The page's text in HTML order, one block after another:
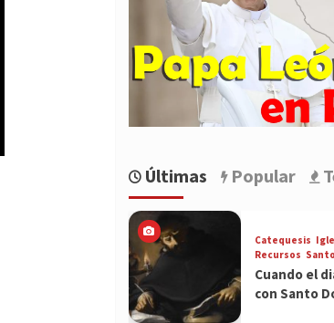
Últimas Popular
Catequesis
Recursos
Cuando el
con Santo